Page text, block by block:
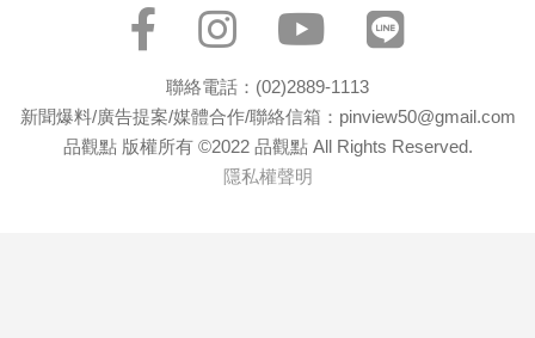
聯絡電話：(02)2889-1113
新聞爆料/廣告提案/媒體合作/聯絡信箱：pinview50@gmail.com
品觀點 版權所有 ©2022 品觀點 All Rights Reserved.
隱私權聲明